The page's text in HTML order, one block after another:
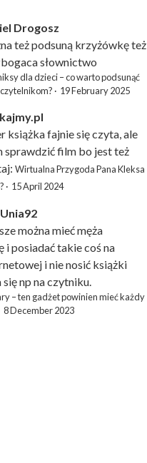
Drogosz
też podsuną krzyżówkęteż
słownictwo
dla dzieci – co warto podsunąć
· 19 February 2025
książka fajnie się czyta, ale
sprawdzić film bo jest też
Wirtualna Przygoda Pana Kleksa
· 15 April 2024
można mieć męża
i posiadać takie coś na
i nie nosić książki
np na czytniku.
– ten gadżet powinien mieć każdy
8 December 2023